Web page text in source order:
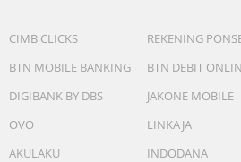
CIMB CLICKS
REKENING
BTN MOBILE BANKING
BTN DEBIT
DIGIBANK BY DBS
JAKONE MOBILE
OVO
LINKAJA
AKULAKU
INDODANA